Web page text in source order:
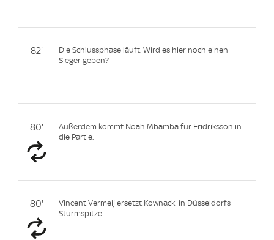
82'
Die Schlussphase läuft. Wird es hier noch einen
Sieger geben?
80'
Außerdem kommt Noah Mbamba für Fridriksson in
die Partie.
80'
Vincent Vermeij ersetzt Kownacki in Düsseldorfs
Sturmspitze.